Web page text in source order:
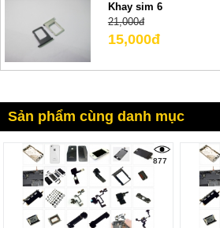
Khay sim 6
21,000đ
15,000đ
Sản phẩm cùng danh mục
877